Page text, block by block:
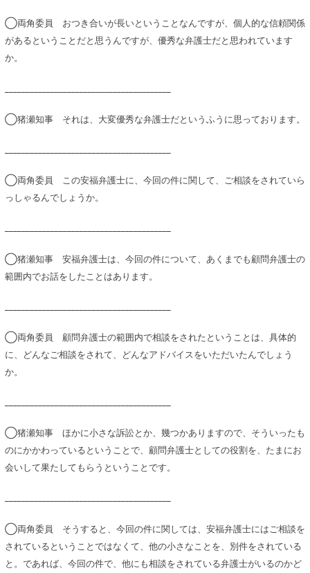
◯両角委員 おつき合いが長いということなんですが、個人的な信頼関係
があるということだと思うんですが、優秀な弁護士だと思われています
か。
◯猪瀬知事 それは、大変優秀な弁護士だというふうに思っております。
◯両角委員 この安福弁護士に、今回の件に関して、ご相談をされていら
っしゃるんでしょうか。
◯猪瀬知事 安福弁護士は、今回の件について、あくまでも顧問弁護士の
範囲内でお話をしたことはあります。
◯両角委員 顧問弁護士の範囲内で相談をされたということは、具体的
に、どんなご相談をされて、どんなアドバイスをいただいたんでしょう
か。
◯猪瀬知事 ほかに小さな訴訟とか、幾つかありますので、そういったも
のにかかわっているということで、顧問弁護士としての役割を、たまにお
会いして果たしてもらうということです。
◯両角委員 そうすると、今回の件に関しては、安福弁護士にはご相談を
されているということではなくて、他の小さなことを、別件をされている
と。であれば、今回の件で、他にも相談をされている弁護士がいるのかど